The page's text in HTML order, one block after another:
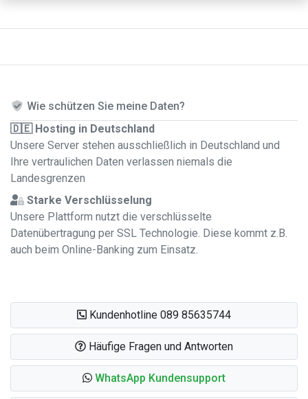
Wie schützen Sie meine Daten?
🇩🇪 Hosting in Deutschland
Unsere Server stehen ausschließlich in Deutschland und
Ihre vertraulichen Daten verlassen niemals die
Landesgrenzen
Starke Verschlüsselung
Unsere Plattform nutzt die verschlüsselte
Datenübertragung per SSL Technologie. Diese kommt z.B.
auch beim Online-Banking zum Einsatz.
Kundenhotline 089 85635744
Häufige Fragen und Antworten
WhatsApp Kundensupport